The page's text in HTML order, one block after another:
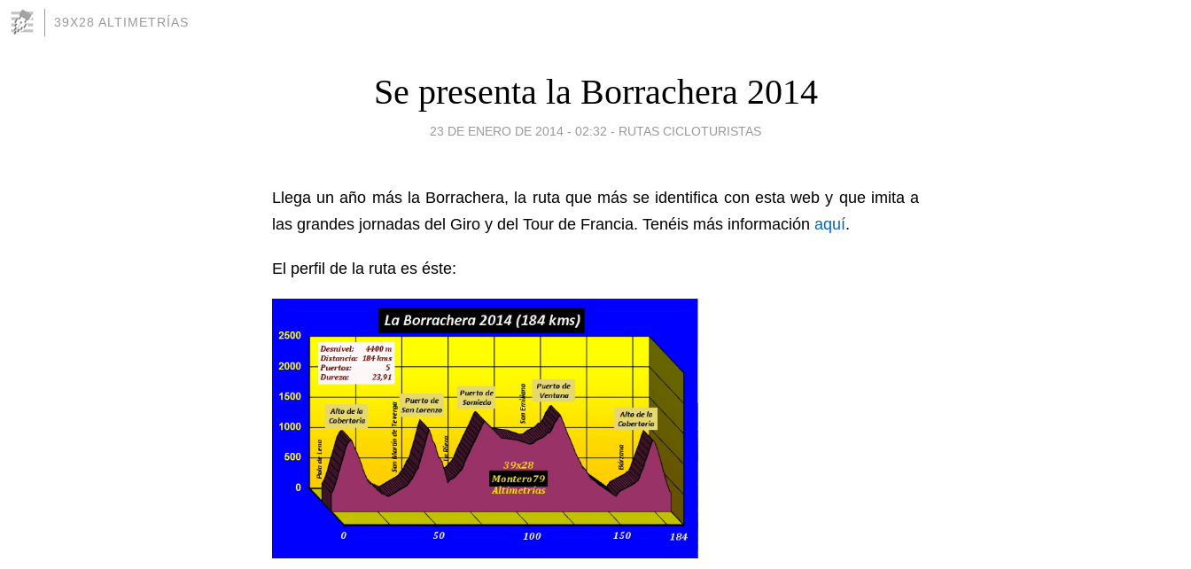
39X28 ALTIMETRÍAS
Se presenta la Borrachera 2014
23 DE ENERO DE 2014 - 02:32 - RUTAS CICLOTURISTAS
Llega un año más la Borrachera, la ruta que más se identifica con esta web y que imita a
las grandes jornadas del Giro y del Tour de Francia. Tenéis más información aquí.
El perfil de la ruta es éste: